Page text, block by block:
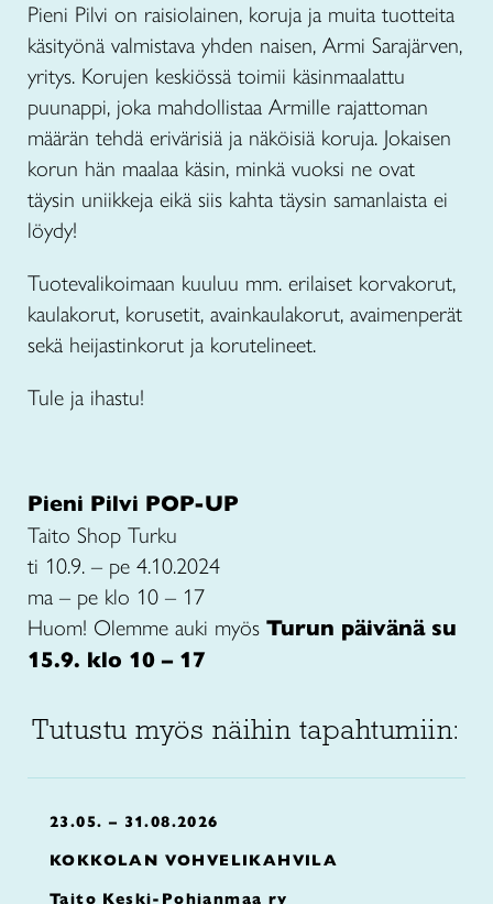
Pieni Pilvi on raisiolainen, koruja ja muita tuotteita
käsityönä valmistava yhden naisen, Armi Sarajärven,
yritys. Korujen keskiössä toimii käsinmaalattu
puunappi, joka mahdollistaa Armille rajattoman
määrän tehdä erivärisiä ja näköisiä koruja. Jokaisen
korun hän maalaa käsin, minkä vuoksi ne ovat
täysin uniikkeja eikä siis kahta täysin samanlaista ei
löydy!
Tuotevalikoimaan kuuluu mm. erilaiset korvakorut,
kaulakorut, korusetit, avainkaulakorut, avaimenperät
sekä heijastinkorut ja korutelineet.
Tule ja ihastu!
Pieni Pilvi POP-UP
Taito Shop Turku
ti 10.9. – pe 4.10.2024
ma – pe klo 10 – 17
Huom! Olemme auki myös Turun päivänä su
15.9. klo 10 – 17
Tutustu myös näihin tapahtumiin:
23.05. – 31.08.2026
KOKKOLAN VOHVELIKAHVILA
Taito Keski-Pohjanmaa ry